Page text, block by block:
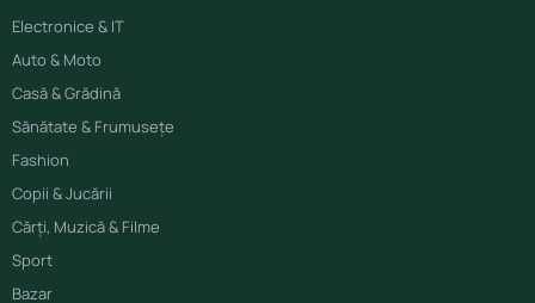
Electronice & IT
Auto & Moto
Casă & Grădină
Sănătate & Frumusețe
Fashion
Copii & Jucării
Cărți, Muzică & Filme
Sport
Bazar